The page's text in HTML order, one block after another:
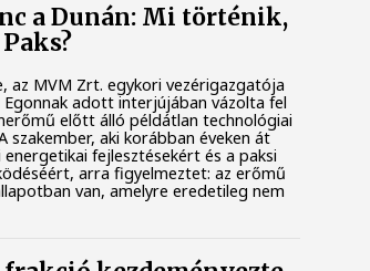
a Dunán: Mi történik,
az MVM Zrt. egykori vezérigazgatója
Egonnak adott interjújában vázolta fel
előtt álló példátlan technológiai
szakember, aki korábban éveken át
energetikai fejlesztésekért és a paksi
arra figyelmeztet: az erőmű
van, amelyre eredetileg nem